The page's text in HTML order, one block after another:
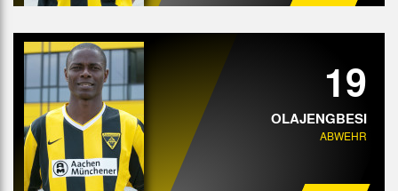
19
OLAJENGBESI
ABWEHR